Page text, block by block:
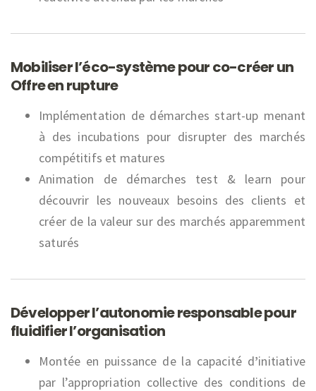
Mobiliser l’éco-système pour co-créer un
Offre en rupture
Implémentation de démarches start-up menant
à des incubations pour disrupter des marchés
compétitifs et matures
Animation de démarches test & learn pour
découvrir les nouveaux besoins des clients et
créer de la valeur sur des marchés apparemment
saturés
Développer l’autonomie responsable pour
fluidifier l’organisation
Montée en puissance de la capacité d’initiative
par l’appropriation collective des conditions de